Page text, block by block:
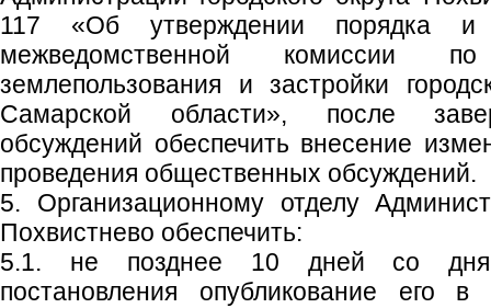
117 «Об утверждении порядка и
межведомственной комиссии
землепользования и застройки
Самарской области», после
обсуждений обеспечить внесение
проведения общественных обсуждений.
5. Организационному отделу
Похвистнево обеспечить:
5.1. не позднее 10 дней со дня
постановления опубликование его в